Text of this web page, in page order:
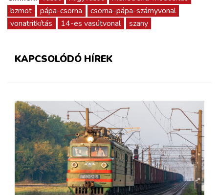
bzmot
pápa-csorna
csorna–pápa-szárnyvonal
vonatritkítás
14-es vasútvonal szany
KAPCSOLÓDÓ HÍREK